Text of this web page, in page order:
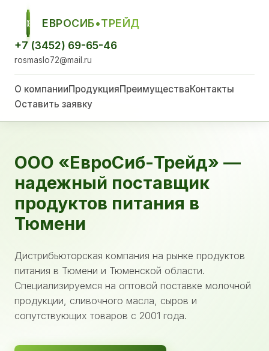
ЕСТ
ЕВРОСИБ•ТРЕЙД
+7 (3452) 69-65-46
rosmaslo72@mail.ru
О компанииПродукцияПреимуществаКонтакты
Оставить заявку
ООО «ЕвроСиб-Трейд» —
надежный поставщик
продуктов питания в
Тюмени
Дистрибьюторская компания на рынке продуктов
питания в Тюмени и Тюменской области.
Специализируемся на оптовой поставке молочной
продукции, сливочного масла, сыров и
сопутствующих товаров с 2001 года.